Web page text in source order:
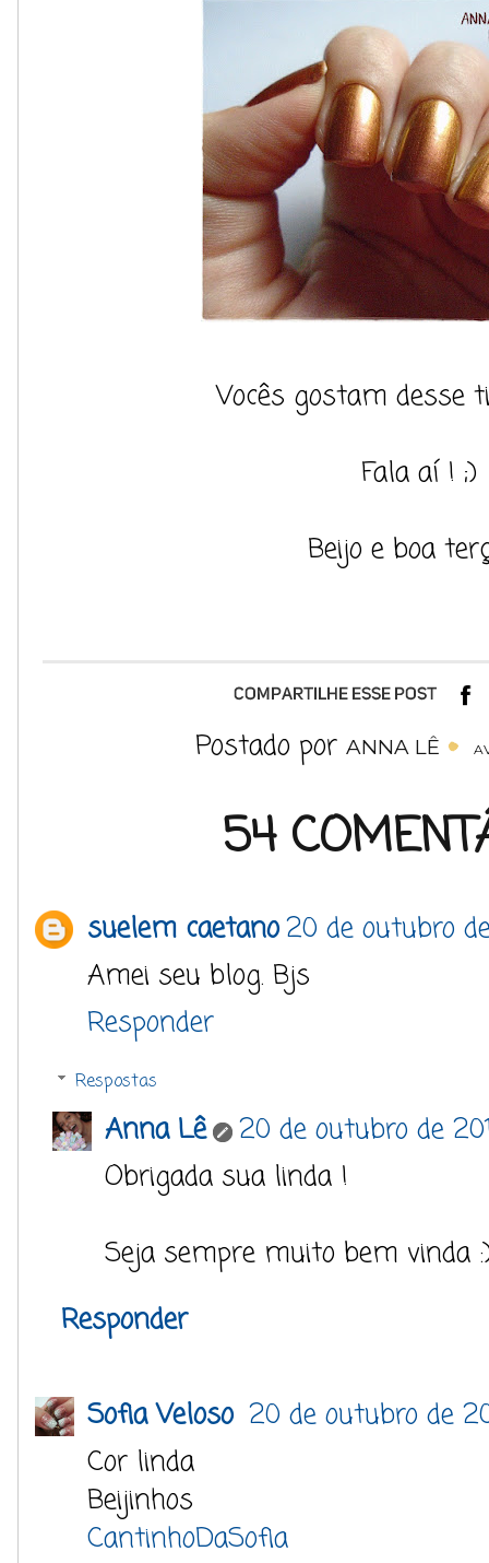
Vocês gostam desse
Fala aí ! ;)
Beijo e boa
Postado por ANNA LÊ
54
suelem caetano20 de outubro
Amei seu blog. Bjs
Responder
Respostas
Anna Lê
20 de outubro de
Obrigada sua linda !
Seja sempre muito bem vinda
Responder
Sofia Veloso 20 de outubro de
Cor linda
Beijinhos
CantinhoDaSofia